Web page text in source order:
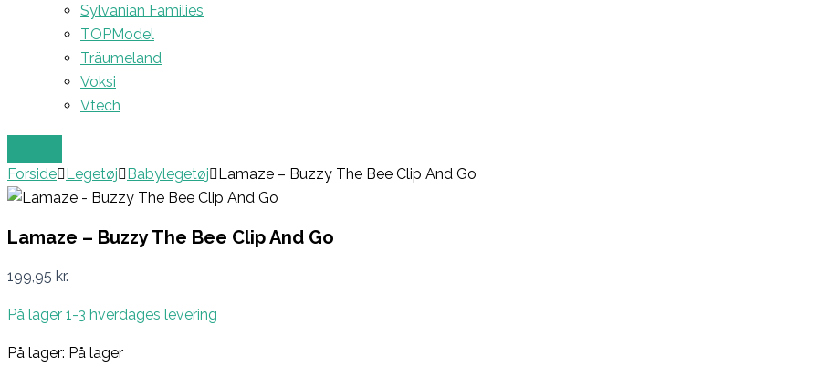
Sylvanian Families
TOPModel
Träumeland
Voksi
Vtech
Forside Legetøj Babylegetøj Lamaze – Buzzy The Bee Clip And Go
Lamaze – Buzzy The Bee Clip And Go
199,95 kr.
På lager 1-3 hverdages levering
På lager: På lager